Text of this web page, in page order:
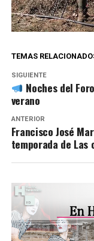
TEMAS
SIGUIENTE
Noches del
verano
ANTERIOR
Francisco José
temporada de Las